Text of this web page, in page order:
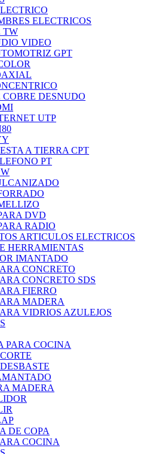
ELECTRICOS
TW
VIDEO
GPT
DESNUDO
UTP
A TIERRA CPT
PT
DVD
RADIO
ARTICULOS ELECTRICOS
HERRAMIENTAS
IMANTADO
CONCRETO
CONCRETO SDS
FIERRO
MADERA
VIDRIOS AZULEJOS
PARA COCINA
MADERA
DE COPA
COCINA